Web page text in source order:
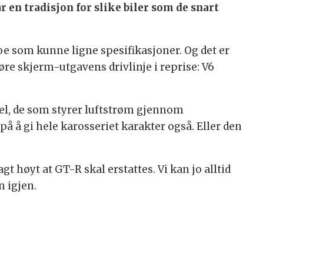
en tradisjon for slike biler som de snart
som kunne ligne spesifikasjoner. Og det er
skjerm-utgavens drivlinje i reprise: V6
de som styrer luftstrøm gjennom
å gi hele karosseriet karakter også. Eller den
høyt at GT-R skal erstattes. Vi kan jo alltid
igjen.